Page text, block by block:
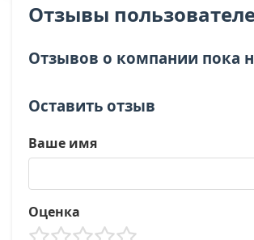
Отзывы
Отзывов о компании пока
Оставить отзыв
Ваше имя
Оценка